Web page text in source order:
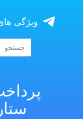
ویژگی
جستجو
برای:
جستجو